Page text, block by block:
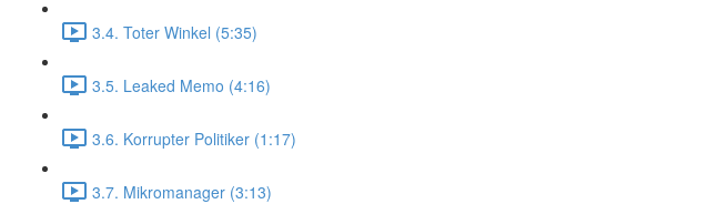
3.4. Toter Winkel (5:35)
3.5. Leaked Memo (4:16)
3.6. Korrupter Politiker (1:17)
3.7. Mikromanager (3:13)